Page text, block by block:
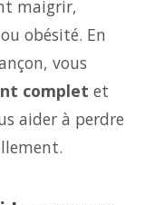
maigrir,
obésité. En
vous
complet et
aider à perdre